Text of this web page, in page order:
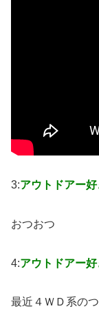
3:アウトドアー好
おつおつ
4:アウトドアー好
最近４ＷＤ系の